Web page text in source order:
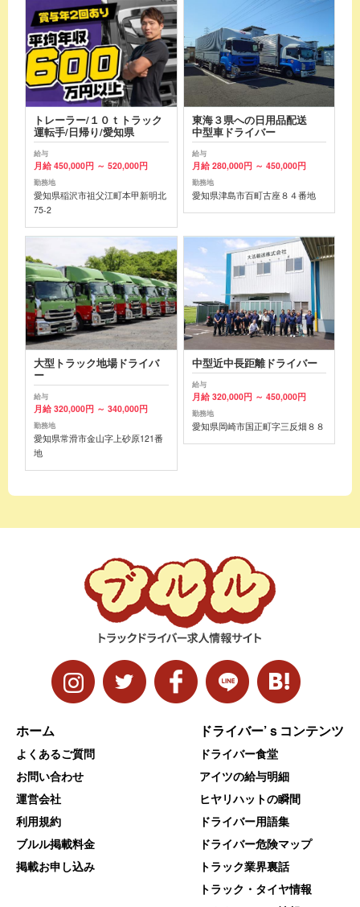
トレーラー/１０ｔトラック
運転手/日帰り/愛知県
給与
月給 450,000円 ～ 520,000円
勤務地
愛知県稲沢市祖父江町本甲新明北
75-2
東海３県への日用品配送
中型車ドライバー
給与
月給 280,000円 ～ 450,000円
勤務地
愛知県津島市百町古座８４番地
大型トラック地場ドライバ
ー
給与
月給 320,000円 ～ 340,000円
勤務地
愛知県常滑市金山字上砂原121番
地
中型近中長距離ドライバー
給与
月給 320,000円 ～ 450,000円
勤務地
愛知県岡崎市国正町字三反畑８８
ホーム
よくあるご質問
お問い合わせ
運営会社
利用規約
ブルル掲載料金
掲載お申し込み
ドライバー’ｓコンテンツ
ドライバー食堂
アイツの給与明細
ヒヤリハットの瞬間
ドライバー用語集
ドライバー危険マップ
トラック業界裏話
トラック・タイヤ情報